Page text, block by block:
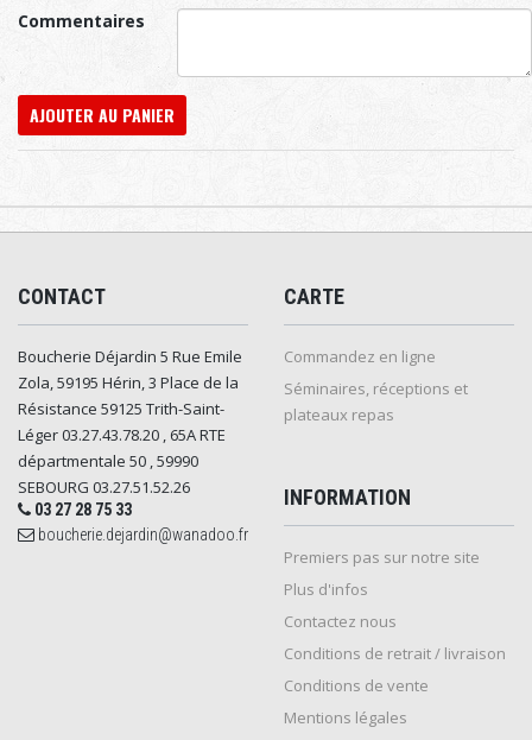
Commentaires
AJOUTER AU PANIER
CONTACT
Boucherie Déjardin 5 Rue Emile
Zola, 59195 Hérin, 3 Place de la
Résistance 59125 Trith-Saint-
Léger 03.27.43.78.20 , 65A RTE
départmentale 50 , 59990
SEBOURG 03.27.51.52.26
03 27 28 75 33
boucherie.dejardin@wanadoo.fr
CARTE
Commandez en ligne
Séminaires, réceptions et
plateaux repas
INFORMATION
Premiers pas sur notre site
Plus d'infos
Contactez nous
Conditions de retrait / livraison
Conditions de vente
Mentions légales